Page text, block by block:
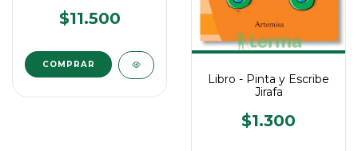
$11.500
Libro - Pinta y Escribe
Jirafa
$1.300